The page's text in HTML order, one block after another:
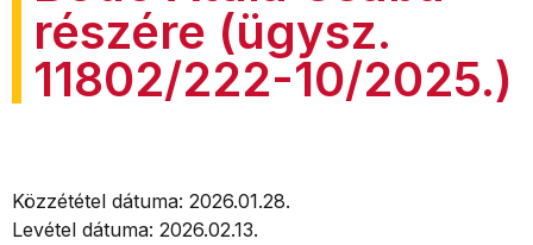
részére (ügysz.
11802/222-10/2025.)
Közzététel dátuma: 2026.01.28.
Levétel dátuma: 2026.02.13.